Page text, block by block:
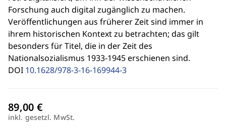
Forschung auch digital zugänglich zu machen.
Veröffentlichungen aus früherer Zeit sind immer in
ihrem historischen Kontext zu betrachten; das gilt
besonders für Titel, die in der Zeit des
Nationalsozialismus 1933-1945 erschienen sind.
DOI 10.1628/978-3-16-169944-3
inkl. gesetzl. MwSt.